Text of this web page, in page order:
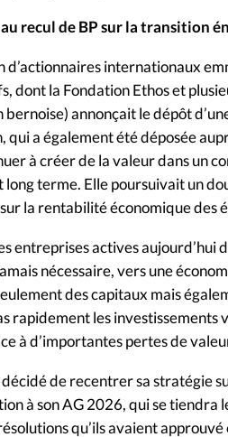
recul de BP sur la transition
d’actionnaires internationaux
dont la Fondation Ethos et
annonçait le dépôt
qui a également été déposée
à créer de la valeur dans un
long terme. Elle poursuivait un
la rentabilité économique des
entreprises actives aujourd’hui
nécessaire, vers une
des capitaux mais
rapidement les investissements
à d’importantes pertes de
décidé de recentrer sa stratégie
à son AG 2026, qui se tiendra
qu’ils avaient